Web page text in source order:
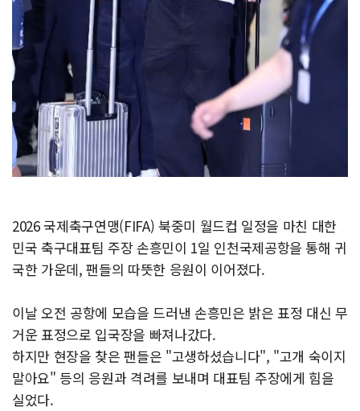
2026 국제축구연맹(FIFA) 북중미 월드컵 일정을 마친 대한
민국 축구대표팀 주장 손흥민이 1일 인천국제공항을 통해 귀
국한 가운데, 팬들의 따뜻한 응원이 이어졌다.
이날 오전 공항에 모습을 드러낸 손흥민은 밝은 표정 대신 무
거운 표정으로 입국장을 빠져나갔다.
하지만 현장을 찾은 팬들은 "고생하셨습니다", "고개 숙이지
말아요" 등의 응원과 격려를 보내며 대표팀 주장에게 힘을
실었다.